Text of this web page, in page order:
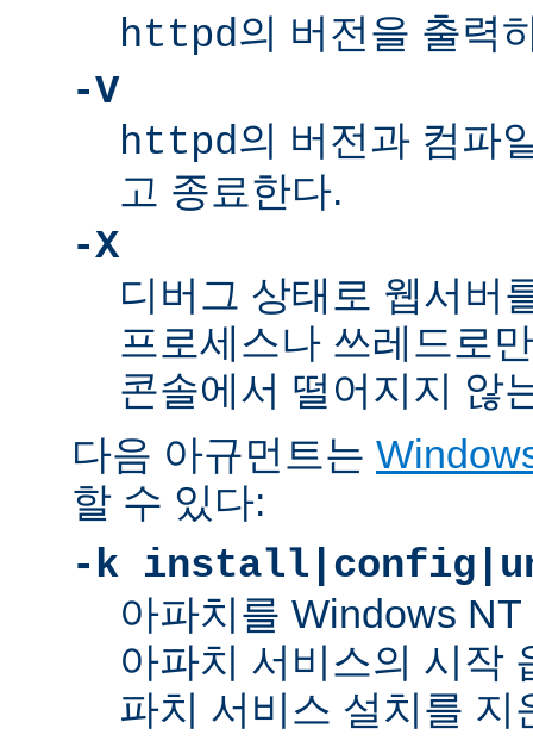
httpd의 버전을 출력
-V
httpd의 버전과 컴파
고 종료한다.
-X
디버그 상태로 웹서버
프로세스나 쓰레드로
콘솔에서 떨어지지 않
다음 아규먼트는
할 수 있다:
-k
아파치를 Windows
아파치 서비스의 시작
파치 서비스 설치를 지